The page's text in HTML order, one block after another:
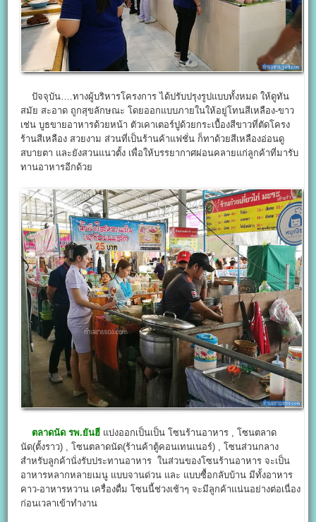
ปัจจุบัน….ทางผู้บริหารโครงการ ได้ปรับปรุงรูปแบบทั้งหมด ให้ดูทัน
สมัย สะอาด ถูกสุขลักษณะ โดยออกแบบภายในให้อยู่โทนสีเหลือง-ขาว
เช่น บูธขายอาหารด้วยหน้า ตัวเคาเตอร์ปูด้วยกระเบื้องสีขาวที่ตัดโครง
ร้านสีเหลือง สวยงาม ส่วนที่เป็นร้านค้าแฟชั่น ก็ทาด้วยสีเหลืองอ่อนดู
สบายตา และยังสวนแนวตั้ง เพื่อให้บรรยากาศผ่อนคลายแก่ลูกค้าที่มารับ
ทานอาหารอีกด้วย
ตลาดนัด รพ.ยันฮี แบ่งออกเป็นเป็น โซนร้านอาหาร , โซนตลาด
นัด(ตั้งราว) , โซนตลาดนัด(ร้านค้าตู้คอนเทนเนอร์) , โซนส่วนกลาง
สำหรับลูกค้านั่งรับประทานอาหาร ในส่วนของโซนร้านอาหาร จะเป็น
อาหารหลากหลายเมนู แบบจานด่วน และ แบบซื้อกลับบ้าน มีทั้งอาหาร
คาว-อาหารหวาน เครื่องดื่ม โซนนี้ช่วงเช้าๆ จะมีลูกค้าแน่นอย่างต่อเนื่อง
ก่อนเวลาเข้าทำงาน